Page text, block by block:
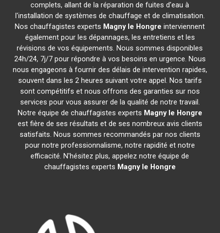
complets, allant de la réparation de fuites d'eau à
l'installation de systèmes de chauffage et de climatisation.
Nos chauffagistes experts Magny le Hongre interviennent
également pour les dépannages, les entretiens et les
révisions de vos équipements. Nous sommes disponibles
24h/24, 7j/7 pour répondre à vos besoins en urgence. Nous
nous engageons à fournir des délais de intervention rapides,
souvent dans les 2 heures suivant votre appel. Nos tarifs
sont compétitifs et nous offrons des garanties sur nos
services pour vous assurer de la qualité de notre travail.
Notre équipe de chauffagistes experts Magny le Hongre
est fière de ses résultats et de ses nombreux avis clients
satisfaits. Nous sommes recommandés par nos clients
pour notre professionnalisme, notre rapidité et notre
efficacité. N'hésitez plus, appelez notre équipe de
chauffagistes experts Magny le Hongre